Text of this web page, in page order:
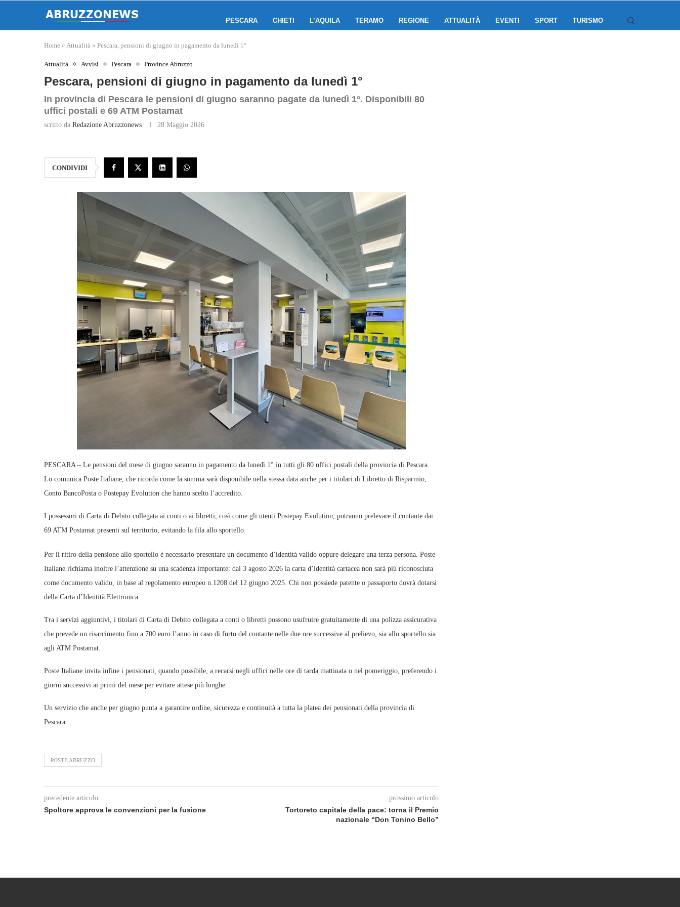
PESCARA CHIETI L’AQUILA TERAMO REGIONE ATTUALITÀ EVENTI SPORT TURISMO
Home » Attualità » Pescara, pensioni di giugno in pagamento da lunedì 1°
Attualità Avvisi Pescara Province Abruzzo
Pescara, pensioni di giugno in pagamento da lunedì 1°
In provincia di Pescara le pensioni di giugno saranno pagate da lunedì 1°. Disponibili 80
uffici postali e 69 ATM Postamat
scritto da Redazione Abruzzonews 28 Maggio 2026
CONDIVIDI
PESCARA – Le pensioni del mese di giugno saranno in pagamento da lunedì 1° in tutti gli 80 uffici postali della provincia di Pescara.
Lo comunica Poste Italiane, che ricorda come la somma sarà disponibile nella stessa data anche per i titolari di Libretto di Risparmio,
Conto BancoPosta o Postepay Evolution che hanno scelto l’accredito.
I possessori di Carta di Debito collegata ai conti o ai libretti, così come gli utenti Postepay Evolution, potranno prelevare il contante dai
69 ATM Postamat presenti sul territorio, evitando la fila allo sportello.
Per il ritiro della pensione allo sportello è necessario presentare un documento d’identità valido oppure delegare una terza persona. Poste
Italiane richiama inoltre l’attenzione su una scadenza importante: dal 3 agosto 2026 la carta d’identità cartacea non sarà più riconosciuta
come documento valido, in base al regolamento europeo n.1208 del 12 giugno 2025. Chi non possiede patente o passaporto dovrà dotarsi
della Carta d’Identità Elettronica.
Tra i servizi aggiuntivi, i titolari di Carta di Debito collegata a conti o libretti possono usufruire gratuitamente di una polizza assicurativa
che prevede un risarcimento fino a 700 euro l’anno in caso di furto del contante nelle due ore successive al prelievo, sia allo sportello sia
agli ATM Postamat.
Poste Italiane invita infine i pensionati, quando possibile, a recarsi negli uffici nelle ore di tarda mattinata o nel pomeriggio, preferendo i
giorni successivi ai primi del mese per evitare attese più lunghe.
Un servizio che anche per giugno punta a garantire ordine, sicurezza e continuità a tutta la platea dei pensionati della provincia di
Pescara.
POSTE ABRUZZO
precedente articolo
Spoltore approva le convenzioni per la fusione
prossimo articolo
Tortoreto capitale della pace: torna il Premio
nazionale “Don Tonino Bello”